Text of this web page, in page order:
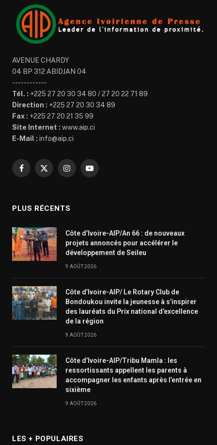
AVENUE CHARDY
04 BP 312 ABIDJAN 04
------------
Tél. : +225 27 20 30 34 80 / 27 20 22 71 89
Direction : +225 27 20 30 34 89
Fax : +225 27 20 21 35 99
Site Internet : www.aip.ci
E-Mail : info@aip.ci
Facebook
X
InstagramYouTube
PLUS RÉCENTS
Côte d’Ivoire-AIP/An 66 : de nouveaux
projets annoncés pour accélérer le
développement de Seileu
9 AOÛT 2026
Côte d’Ivoire-AIP/ Le Rotary Club de
Bondoukou invite la jeunesse à s’inspirer
des lauréats du Prix national d’excellence
de la région
9 AOÛT 2026
Côte d’Ivoire-AIP/Tribu Mamla : les
ressortissants appellent les parents à
accompagner les enfants après l’entrée en
sixième
9 AOÛT 2026
LES + POPULAIRES